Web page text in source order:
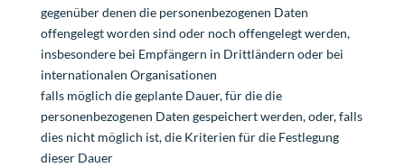
gegenüber denen die personenbezogenen Daten
offengelegt worden sind oder noch offengelegt werden,
insbesondere bei Empfängern in Drittländern oder bei
internationalen Organisationen
falls möglich die geplante Dauer, für die die
personenbezogenen Daten gespeichert werden, oder, falls
dies nicht möglich ist, die Kriterien für die Festlegung
dieser Dauer